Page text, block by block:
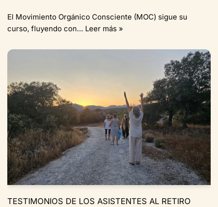
El Movimiento Orgánico Consciente (MOC) sigue su
curso, fluyendo con… Leer más »
TESTIMONIOS DE LOS ASISTENTES AL RETIRO